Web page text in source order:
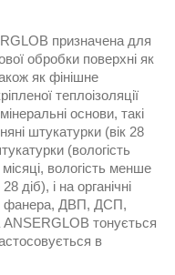
призначена для
обробки поверхні як
як фінішне
теплоізоляції
основи, такі
штукатурки (вік 28
(вологість
вологість менше
діб), і на органічні
фанера, ДВП, ДСП,
тонується
в